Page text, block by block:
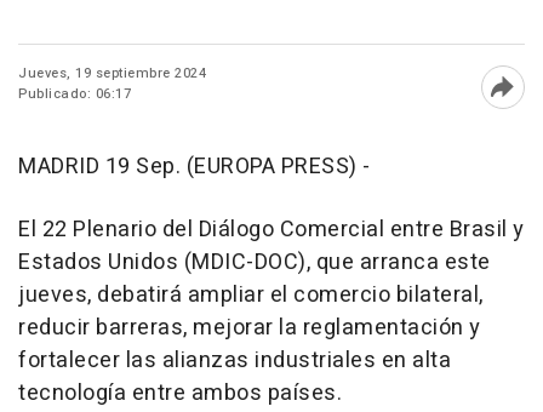
Jueves, 19 septiembre 2024
Publicado: 06:17
MADRID 19 Sep. (EUROPA PRESS) -
El 22 Plenario del Diálogo Comercial entre Brasil y
Estados Unidos (MDIC-DOC), que arranca este
jueves, debatirá ampliar el comercio bilateral,
reducir barreras, mejorar la reglamentación y
fortalecer las alianzas industriales en alta
tecnología entre ambos países.